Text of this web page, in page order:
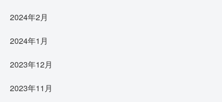
2024年2月
2024年1月
2023年12月
2023年11月